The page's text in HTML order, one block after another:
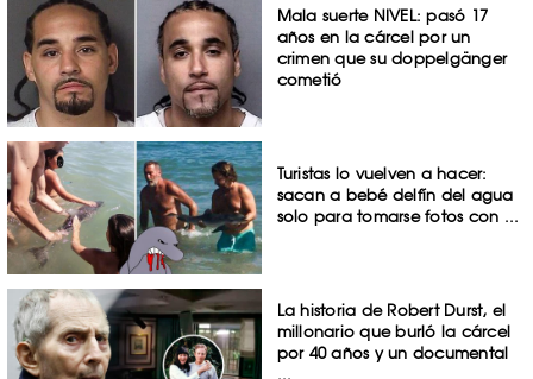
Mala suerte NIVEL: pasó 17
años en la cárcel por un
crimen que su doppelgänger
cometió
Turistas lo vuelven a hacer:
sacan a bebé delfín del agua
solo para tomarse fotos con ...
La historia de Robert Durst, el
millonario que burló la cárcel
por 40 años y un documental
...